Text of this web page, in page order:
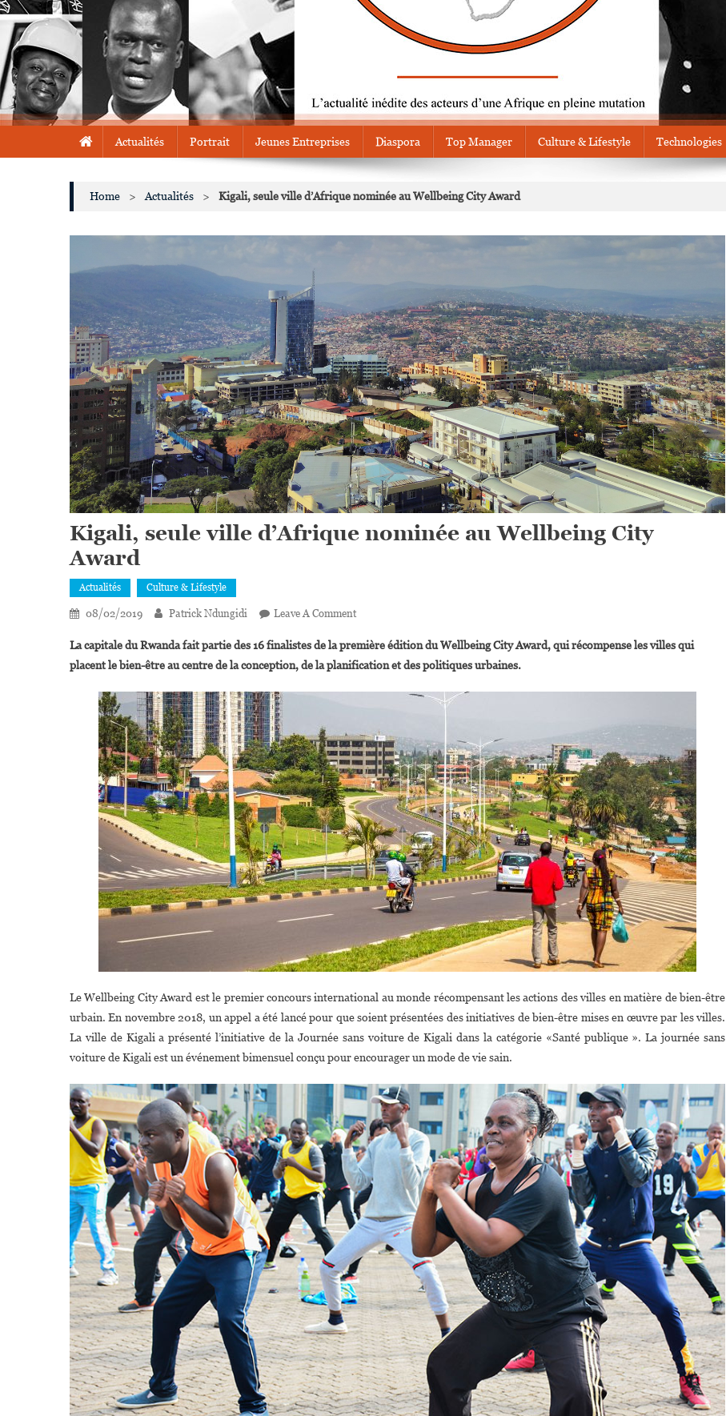
Actualités Portrait Jeunes Entreprises Diaspora Top Manager Culture & Lifestyle Technologies
Home > Actualités > Kigali, seule ville d’Afrique nominée au Wellbeing City Award
Kigali, seule ville d’Afrique nominée au Wellbeing City
Award
Actualités Culture & Lifestyle
08/02/2019 Patrick Ndungidi Leave A CommentOn
Seule
Ville
Wellbeing
City
Award
La capitale du Rwanda fait partie des 16 finalistes de la première édition du Wellbeing City Award, qui récompense les villes qui
placent le bien-être au centre de la conception, de la planification et des politiques urbaines.
Le Wellbeing City Award est le premier concours international au monde récompensant les actions des villes en matière de bien-être
urbain. En novembre 2018, un appel a été lancé pour que soient présentées des initiatives de bien-être mises en œuvre par les villes.
La ville de Kigali a présenté l’initiative de la Journée sans voiture de Kigali dans la catégorie «Santé publique ». La journée sans
voiture de Kigali est un événement bimensuel conçu pour encourager un mode de vie sain.